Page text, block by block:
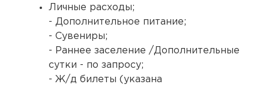
Личные расходы;
- Дополнительное питание;
- Сувениры;
- Раннее заселение /Дополнительные
сутки - по запросу;
- Ж/д билеты (указана